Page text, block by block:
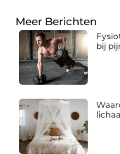
Meer Berichten
bij